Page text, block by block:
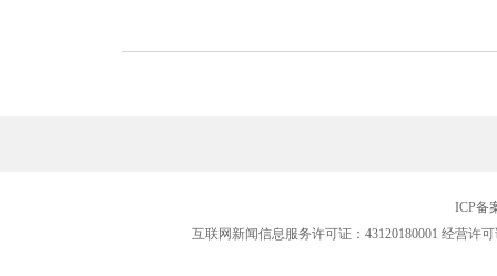
ICP备
互联网新闻信息服务许可证：43120180001 经营许可